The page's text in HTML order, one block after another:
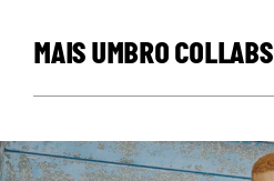
MAIS UMBRO COLLABS